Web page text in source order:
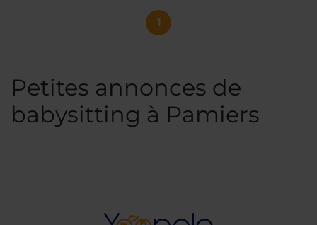
1
Petites annonces de
babysitting à Pamiers